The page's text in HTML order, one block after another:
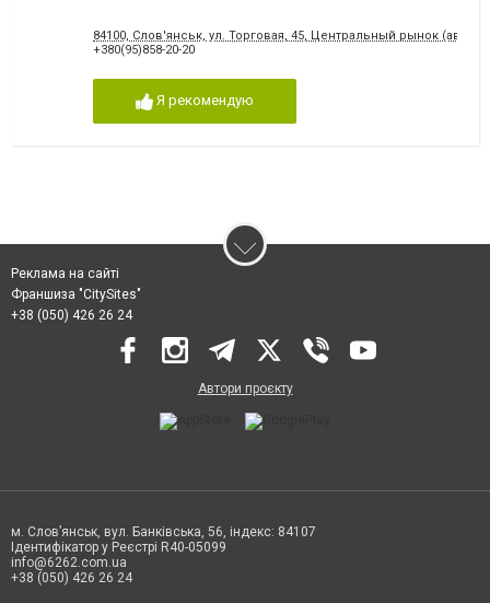
84100, Слов'янськ, ул. Торговая, 45, Центральный рынок
+380(95)858-20-20
Я рекомендую
Реклама на сайті
Франшиза "CitySites"
+38 (050) 426 26 24
Автори проєкту
м. Слов’янськ, вул. Банківська, 56, індекс: 84107
Ідентифікатор у Реєстрі R40-05099
info@6262.com.ua
+38 (050) 426 26 24